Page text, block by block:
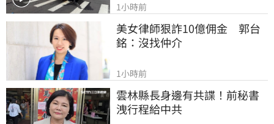
1小時前
美女律師狠詐10億佣金　郭台
銘：沒找仲介
1小時前
雲林縣長身邊有共諜！前秘書
洩行程給中共